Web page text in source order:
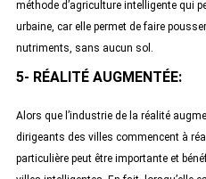
méthode d’agriculture intelligente qui
urbaine, car elle permet de faire
nutriments, sans aucun sol.
5- RÉALITÉ AUGMENTÉE:
Alors que l’industrie de la réalité
dirigeants des villes commencent à
particulière peut être importante et